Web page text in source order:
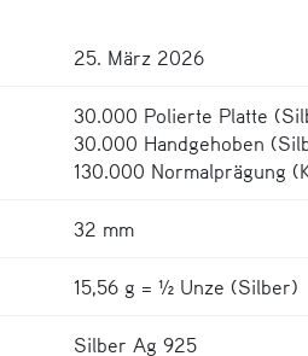
25. März 2026
30.000 Polierte Platte
30.000 Handgehoben
130.000 Normalprägung
32 mm
15,56 g = ½ Unze (Silber)
Silber Ag 925